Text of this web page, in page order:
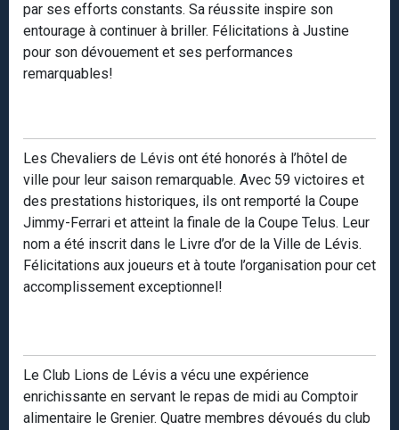
par ses efforts constants. Sa réussite inspire son
entourage à continuer à briller. Félicitations à Justine
pour son dévouement et ses performances
remarquables!
Les Chevaliers de Lévis ont été honorés à l’hôtel de
ville pour leur saison remarquable. Avec 59 victoires et
des prestations historiques, ils ont remporté la Coupe
Jimmy-Ferrari et atteint la finale de la Coupe Telus. Leur
nom a été inscrit dans le Livre d’or de la Ville de Lévis.
Félicitations aux joueurs et à toute l’organisation pour cet
accomplissement exceptionnel!
Le Club Lions de Lévis a vécu une expérience
enrichissante en servant le repas de midi au Comptoir
alimentaire le Grenier. Quatre membres dévoués du club